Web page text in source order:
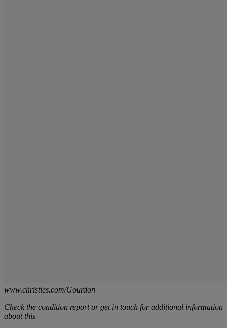
www.christies.com/Gourdon
Check the condition report or get in touch for additional information
about this